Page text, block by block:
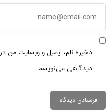
ذخیره نام، ایمیل و وبسایت من
دیدگاهی می‌نویسم.